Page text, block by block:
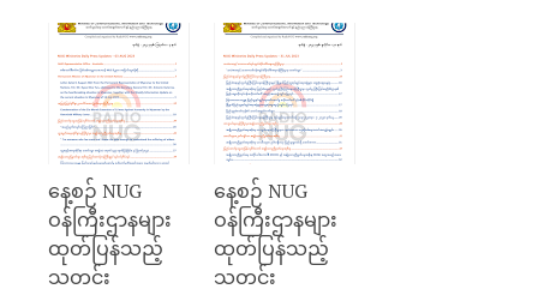
နေ့စဉ် NUG
ဝန်ကြီးဌာနများ
ထုတ်ပြန်သည့်
သတင်း
နေ့စဉ် NUG
ဝန်ကြီးဌာနများ
ထုတ်ပြန်သည့်
သတင်း